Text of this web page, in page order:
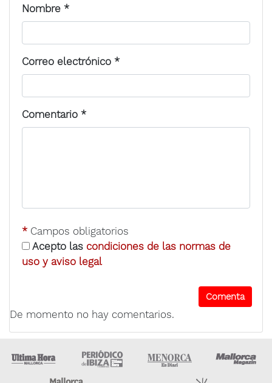
Nombre *
Correo electrónico *
Comentario *
* Campos obligatorios
Acepto las condiciones de las normas de
uso y aviso legal
De momento no hay comentarios.
Ultima Hora Ultima hora Ibiza Menorca • Es Diari